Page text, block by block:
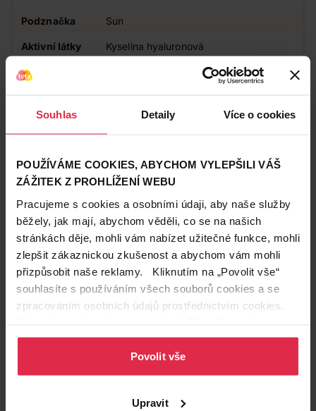
Souhlas Detaily Více o cookies
POUŽÍVÁME COOKIES, ABYCHOM VYLEPŠILI VÁŠ
ZÁŽITEK Z PROHLÍŽENÍ WEBU
Pracujeme s cookies a osobními údaji, aby naše služby
běžely, jak mají, abychom věděli, co se na našich
stránkách děje, mohli vám nabízet užitečné funkce, mohli
zlepšit zákaznickou zkušenost a abychom vám mohli
přizpůsobit naše reklamy. Kliknutím na „Povolit vše“
souhlasíte s používáním všech souborů cookies a se
zpracováním osobních údajů prostřednictvím cookies.
osobních údajů.
Povolit vše
Upravit
Podznačka Sun
Aktivní látky Kyselina hyaluronová
Doplňkové
Dermatologicky testováno
Působení
Vhodné pro Pro dospělé
Zákazníci také často nakupují